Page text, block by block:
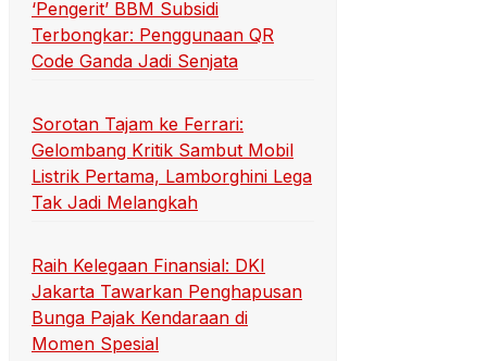
‘Pengerit’ BBM Subsidi
Terbongkar: Penggunaan QR
Code Ganda Jadi Senjata
Sorotan Tajam ke Ferrari:
Gelombang Kritik Sambut Mobil
Listrik Pertama, Lamborghini Lega
Tak Jadi Melangkah
Raih Kelegaan Finansial: DKI
Jakarta Tawarkan Penghapusan
Bunga Pajak Kendaraan di
Momen Spesial